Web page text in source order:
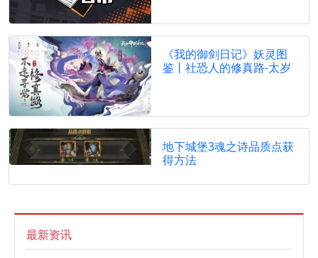
《我的御剑日记》妖灵图
鉴丨社恐人的修真路-太岁
地下城堡3魂之诗品质点获
得方法
最新资讯